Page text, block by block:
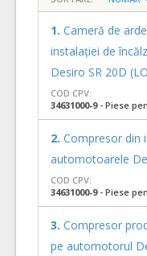
1. Cameră de
instalației de
Desiro SR 20D
COD CPV:
34631000-9- Piese
2. Compresor din
automotoarele
COD CPV:
34631000-9- Piese
3. Compresor
pe automotorul